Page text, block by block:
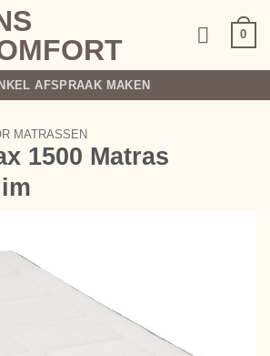
0
AFSPRAAK MAKEN
MATRASSEN
1500 Matras